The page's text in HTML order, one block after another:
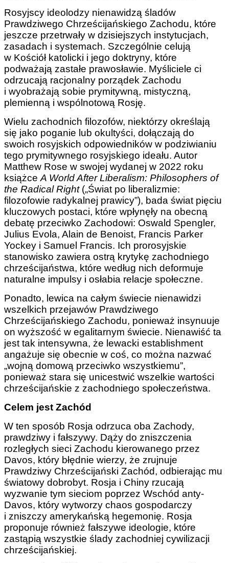
Rosyjscy ideolodzy nienawidzą śladów
Prawdziwego Chrześcijańskiego Zachodu, które
jeszcze przetrwały w dzisiejszych instytucjach,
zasadach i systemach. Szczególnie celują
w Kościół katolicki i jego doktryny, które
podważają zastałe prawosławie. Myśliciele ci
odrzucają racjonalny porządek Zachodu
i wyobrażają sobie prymitywną, mistyczną,
plemienną i wspólnotową Rosję.
Wielu zachodnich filozofów, niektórzy określają
się jako poganie lub okultyści, dołączają do
swoich rosyjskich odpowiedników w podziwianiu
tego prymitywnego rosyjskiego ideału. Autor
Matthew Rose w swojej wydanej w 2022 roku
książce A World After Liberalism: Philosophers of
the Radical Right(„Świat po liberalizmie:
filozofowie radykalnej prawicy”), bada świat pięciu
kluczowych postaci, które wpłynęły na obecną
debatę przeciwko Zachodowi: Oswald Spengler,
Julius Evola, Alain de Benoist, Francis Parker
Yockey i Samuel Francis. Ich prorosyjskie
stanowisko zawiera ostrą krytykę zachodniego
chrześcijaństwa, które według nich deformuje
naturalne impulsy i osłabia relacje społeczne.
Ponadto, lewica na całym świecie nienawidzi
wszelkich przejawów Prawdziwego
Chrześcijańskiego Zachodu, ponieważ insynuuje
on wyższość w egalitarnym świecie. Nienawiść ta
jest tak intensywna, że lewacki establishment
angażuje się obecnie w coś, co można nazwać
„wojną domową przeciwko wszystkiemu”,
ponieważ stara się unicestwić wszelkie wartości
chrześcijańskie z zachodniego społeczeństwa.
Celem jest Zachód
W ten sposób Rosja odrzuca oba Zachody,
prawdziwy i fałszywy. Dąży do zniszczenia
rozległych sieci Zachodu kierowanego przez
Davos, który błędnie wierzy, że zrujnuje
Prawdziwy Chrześcijański Zachód, odbierając mu
światowy dobrobyt. Rosja i Chiny rzucają
wyzwanie tym sieciom poprzez Wschód anty-
Davos, który wytworzy chaos gospodarczy
i zniszczy amerykańską hegemonię. Rosja
proponuje również fałszywe ideologie, które
zastąpią wszystkie ślady zachodniej cywilizacji
chrześcijańskiej.